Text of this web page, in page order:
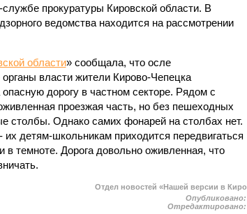
прокуратуры Кировской области. В
ведомства находится на рассмотрении
области» сообщала, что осле
власти жители Кирово-Чепецка
дорогу в частном секторе. Рядом с
проезжая часть, но без пешеходных
столбы. Однако самих фонарей на столбах нет.
детям-школьникам приходится передвигаться
в темноте. Дорога довольно оживленная, что
Отдел новостей «Нашей версии в